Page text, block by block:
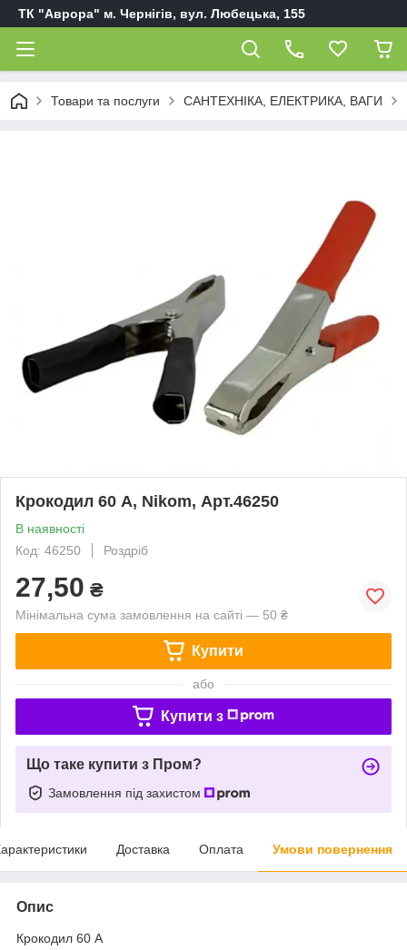
ТК "Аврора" м. Чернігів, вул. Любецька, 155
Товари та послуги САНТЕХНІКА, ЕЛЕКТРИКА, ВАГИ
Крокодил 60 А, Nikom, Арт.46250
В наявності
Код: 46250
Роздріб
27,50 ₴
Мінімальна сума замовлення на сайті — 50 ₴
Купити
або
Купити з
Що таке купити з Пром?
Замовлення під захистом
Доставка Оплата Умови повернення
Опис
Крокодил 60 А